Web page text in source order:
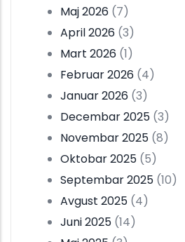
Maj 2026 (7)
April 2026 (3)
Mart 2026 (1)
Februar 2026 (4)
Januar 2026 (3)
Decembar 2025 (3)
Novembar 2025 (8)
Oktobar 2025 (5)
Septembar 2025 (10)
Avgust 2025 (4)
Juni 2025 (14)